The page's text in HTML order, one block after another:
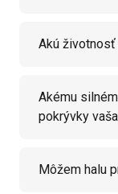
Akú životnosť
Akému
pokrývky
Môžem halu